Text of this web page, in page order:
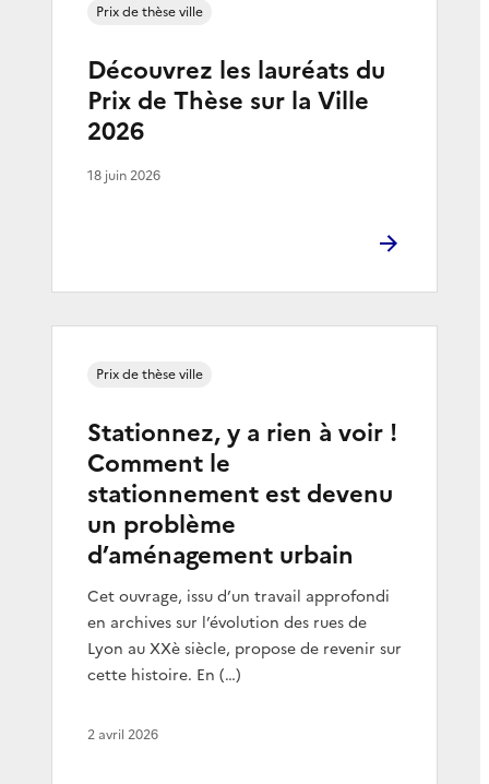
Découvrez les lauréats du
Prix de Thèse sur la Ville
2026
Prix de thèse ville
18 juin 2026
Stationnez, y a rien à voir !
Comment le
stationnement est devenu
un problème
d’aménagement urbain
Cet ouvrage, issu d’un travail approfondi
en archives sur l’évolution des rues de
Lyon au XXè siècle, propose de revenir sur
cette histoire. En (…)
Prix de thèse ville
2 avril 2026